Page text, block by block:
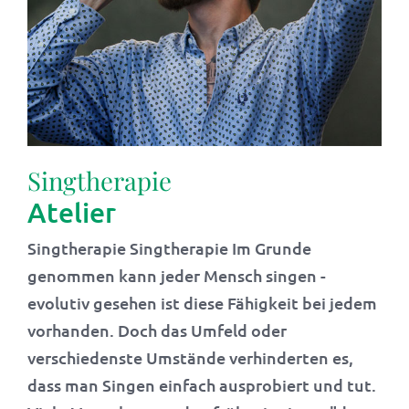
Singtherapie
Atelier
Singtherapie Singtherapie Im Grunde
genommen kann jeder Mensch singen -
evolutiv gesehen ist diese Fähigkeit bei jedem
vorhanden. Doch das Umfeld oder
verschiedenste Umstände verhinderten es,
dass man Singen einfach ausprobiert und tut.